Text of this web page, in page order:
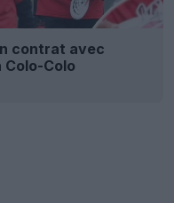
contrat avec
Colo